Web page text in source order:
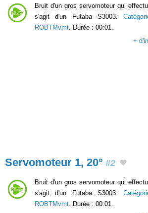
Bruit d'un gros servomoteur qui
s'agit d'un Futaba S3003.
ROBTMvmt . Durée : 00:01.
+
Servomoteur 1, 20° #2
Bruit d'un gros servomoteur qui
s'agit d'un Futaba S3003.
ROBTMvmt. Durée : 00:01.